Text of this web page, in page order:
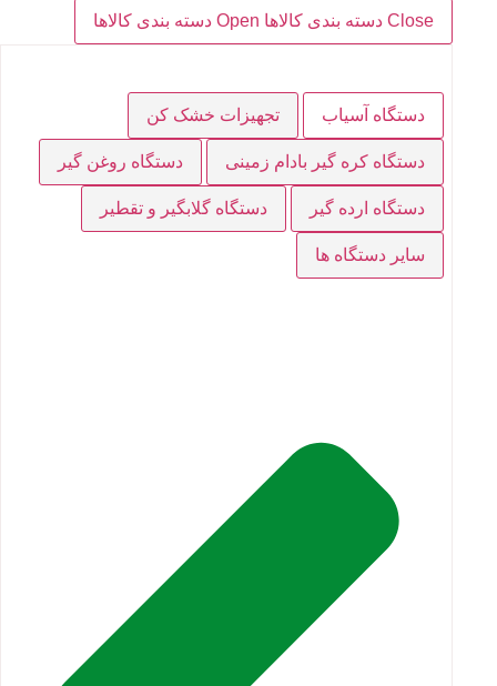
Close دسته بندی کالاها
Open دسته بندی کالاها
دستگاه آسیاب تجهیزات خشک کن
دستگاه کره گیر بادام زمینی دستگاه روغن گیر
دستگاه ارده گیر دستگاه گلابگیر و تقطیر
سایر دستگاه ها